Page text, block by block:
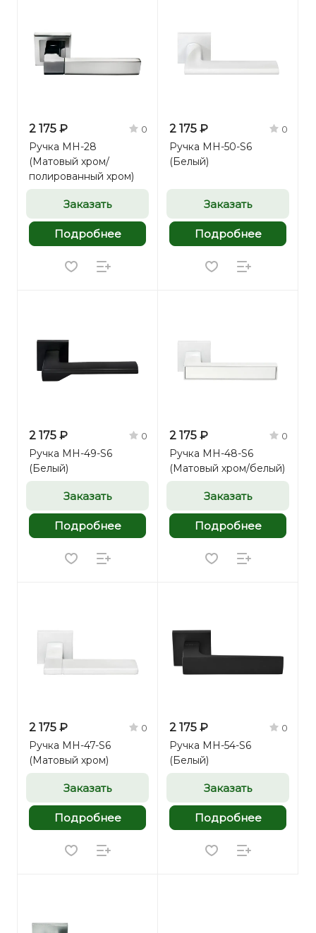
2 175 ₽ 0
Ручка MH-28
(Матовый хром/
полированный хром)
Заказать
Подробнее
2 175 ₽ 0
Ручка MH-50-S6
(Белый)
Заказать
Подробнее
2 175 ₽ 0
Ручка MH-49-S6
(Белый)
Заказать
Подробнее
2 175 ₽ 0
Ручка MH-48-S6
(Матовый хром/белый)
Заказать
Подробнее
2 175 ₽ 0
Ручка MH-47-S6
(Матовый хром)
Заказать
Подробнее
2 175 ₽ 0
Ручка MH-54-S6
(Белый)
Заказать
Подробнее